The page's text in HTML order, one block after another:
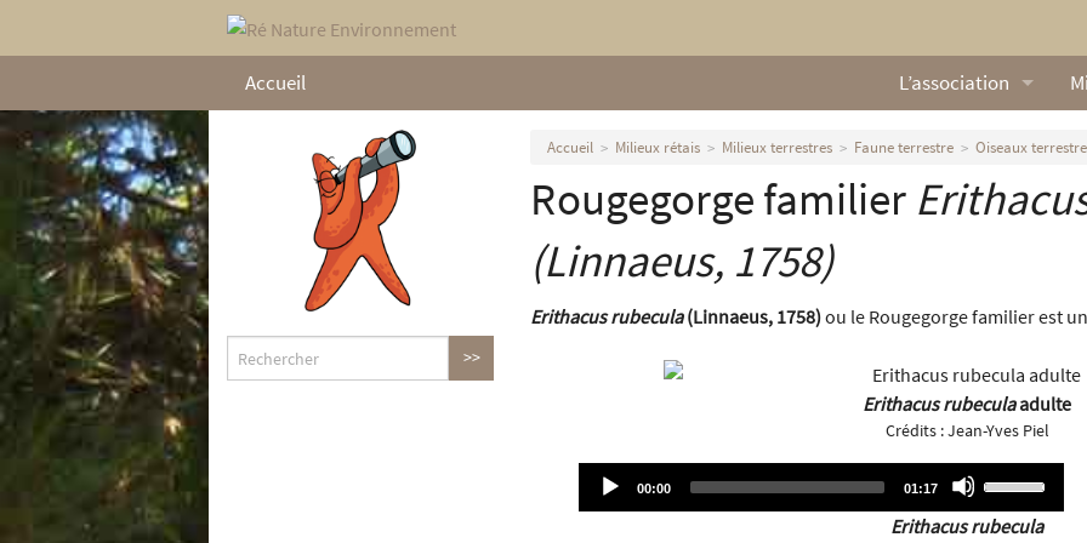
Accueil L’association
Qui sommes nous ?
Nos missions
Nous contacter
Actualités
Accueil Milieux rétais Milieux terrestres Faune terrestre Oiseaux
Rougegorge familier
(Linnaeus, 1758)
Erithacus rubecula(Linnaeus, 1758)ou le Rougegorge familier est
Erithacus rubeculaadulte
Crédits :Jean-Yves Piel
Audio
Current
00:00
Total
01:17
Arrow
Erithacus rubecula